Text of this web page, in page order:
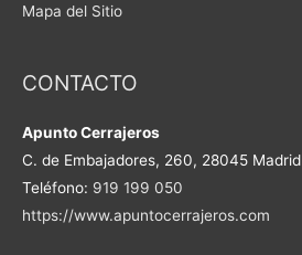
Mapa del Sitio
CONTACTO
Apunto Cerrajeros
C. de Embajadores, 260, 28045 Madrid
Teléfono: 919 199 050
https://www.apuntocerrajeros.com